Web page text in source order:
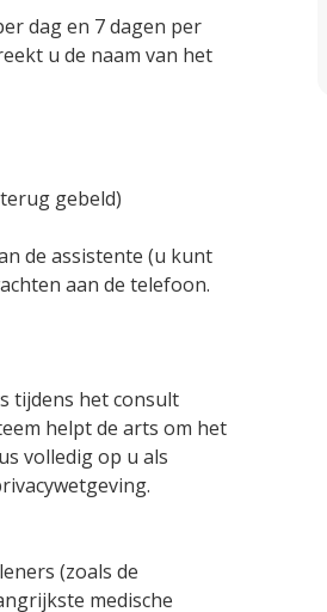
dag en 7 dagen per
u de naam van het
gebeld)
de assistente (u kunt
aan de telefoon.
tijdens het consult
helpt de arts om het
volledig op u als
(zoals de
medische